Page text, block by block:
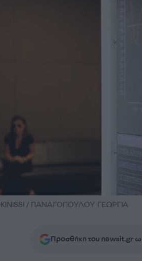
/ ΠΑΝΑΓΟΠΟΥΛΟΥ ΓΕΩΡΓΙΑ
Προσθήκη του newsit.gr